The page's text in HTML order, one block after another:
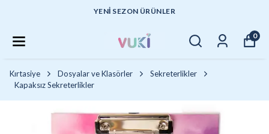
YENI SEZON ÜRÜNLER
0
Kırtasiye Dosyalar ve Klasörler
Sekreterlikler
Kapaksız Sekreterlikler